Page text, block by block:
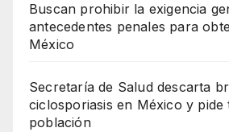
Buscan prohibir la exigencia
antecedentes penales para
México
Secretaría de Salud descarta
ciclosporiasis en México y pide
población